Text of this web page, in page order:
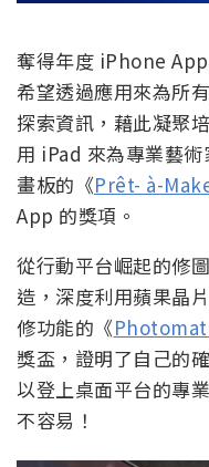
奪得年度 iPhone
希望透過應用來為所
探索資訊，藉此凝聚
用 iPad 來為專業藝
畫板的《Prêt- à-
App 的獎項。
從行動平台崛起的修
造，深度利用蘋果晶
修功能的《
獎盃，證明了自己的
以登上桌面平台的專
不容易！